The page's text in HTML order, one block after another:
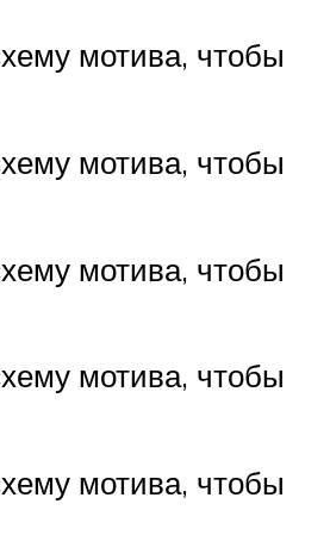
мотива, чтобы
мотива, чтобы
мотива, чтобы
мотива, чтобы
мотива, чтобы